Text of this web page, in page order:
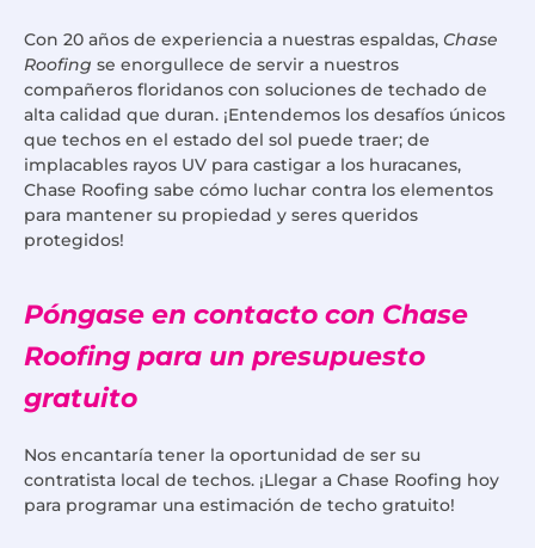
Con 20 años de experiencia a nuestras espaldas, Chase
Roofing se enorgullece de servir a nuestros
compañeros floridanos con soluciones de techado de
alta calidad que duran. ¡Entendemos los desafíos únicos
que techos en el estado del sol puede traer; de
implacables rayos UV para castigar a los huracanes,
Chase Roofing sabe cómo luchar contra los elementos
para mantener su propiedad y seres queridos
protegidos!
Póngase en contacto con Chase
Roofing para un presupuesto
gratuito
Nos encantaría tener la oportunidad de ser su
contratista local de techos. ¡Llegar a Chase Roofing hoy
para programar una estimación de techo gratuito!